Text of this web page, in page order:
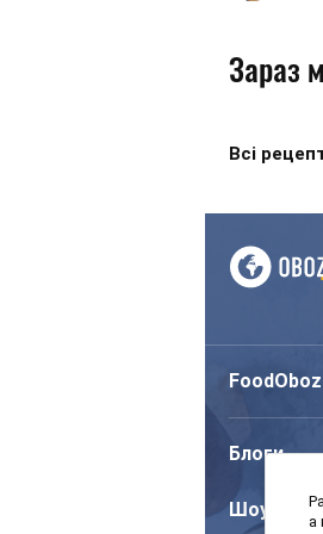
Зараз
Всі
FoodOboz
Блоги
Шоу
а